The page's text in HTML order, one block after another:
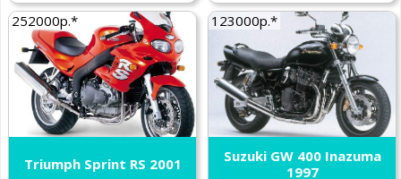
252000р.*
Triumph Sprint RS 2001
123000р.*
Suzuki GW 400 Inazuma
1997